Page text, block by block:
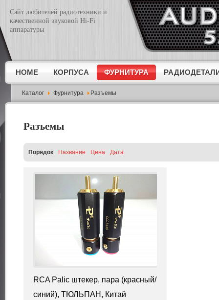
Сайт любителей радиотехники и
качественной звуковой Hi-Fi
аппаратуры
HOME КОРПУСА ФУРНИТУРА
Каталог Фурнитура Разъемы
Разъемы
Порядок Название Цена Дата
RCA Palic штекер, пара (красный/
синий), ТЮЛЬПАН, Китай